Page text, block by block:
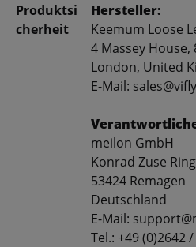
Produktsi
cherheit
Hersteller:
Keemum Loose
4 Massey
London, United
E-Mail:
meilon GmbH
Konrad Zuse
53424 Remagen
Deutschland
E-Mail:
Tel.: +49 (0)2642